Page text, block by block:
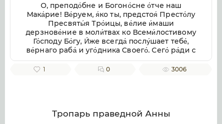
О, преподо́бне и Богоно́сне о́тче наш
Мака́рие! Ве́руем, я́ко ты, предстоя́ Престо́лу
Пресвяты́я Тро́ицы, ве́лие и́маши
дерзнове́ние в моли́твах ко Всеми́лостивому
Го́споду Бо́гу, И́же всегда́ послу́шает тебе́,
ве́рнаго раба́ и уго́дника Своего́. Сего́ ра́ди с
умиле́нием смире́нно припа́даем к тебе́,
свя́тче Бо́жий, не премолчи́ о нас моли́тися ко
исправле́ние зло́му и окая́нному на́шему
1 0 3006
Тропарь праведной Анны